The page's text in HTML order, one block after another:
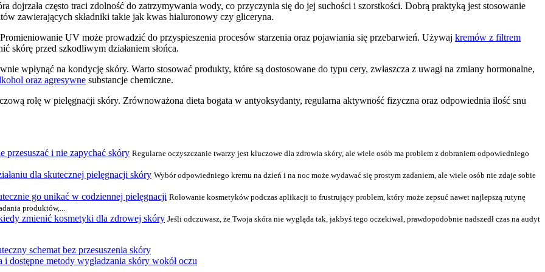
dojrzała często traci zdolność do zatrzymywania wody, co przyczynia się do jej suchości i szorstkości. Dobrą praktyką jest stosowanie
zawierających składniki takie jak kwas hialuronowy czy gliceryna.
UV może prowadzić do przyspieszenia procesów starzenia oraz pojawiania się przebarwień. Używaj kremów z filtrem
skórę przed szkodliwym działaniem słońca.
wpłynąć na kondycję skóry. Warto stosować produkty, które są dostosowane do typu cery, zwłaszcza z uwagi na zmiany hormonalne,
oraz agresywne substancje chemiczne.
rolę w pielęgnacji skóry. Zrównoważona dieta bogata w antyoksydanty, regularna aktywność fizyczna oraz odpowiednia ilość snu
przesuszać i nie zapychać skóry Regularne oczyszczanie twarzy jest kluczowe dla zdrowia skóry, ale wiele osób ma problem z dobraniem odpowiedniego
dla skutecznej pielęgnacji skóry Wybór odpowiedniego kremu na dzień i na noc może wydawać się prostym zadaniem, ale wiele osób nie zdaje sobie
go unikać w codziennej pielęgnacji Rolowanie kosmetyków podczas aplikacji to frustrujący problem, który może zepsuć nawet najlepszą rutynę
produktów,...
zmienić kosmetyki dla zdrowej skóry Jeśli odczuwasz, że Twoja skóra nie wygląda tak, jakbyś tego oczekiwał, prawdopodobnie nadszedł czas na audyt
schemat bez przesuszenia skóry
dostępne metody wygładzania skóry wokół oczu